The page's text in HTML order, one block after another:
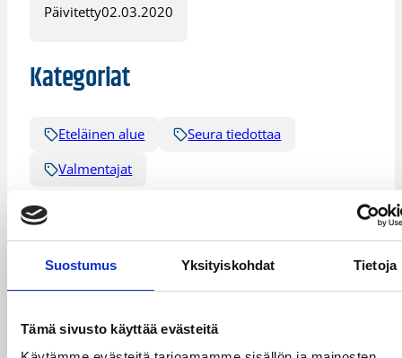
Suostumus Yksityiskohdat Tietoja
Tämä sivusto käyttää evästeitä
Päivitetty02.03.2020
Kategoriat
Eteläinen alue
Seura tiedottaa
Valmentajat
Katso myös